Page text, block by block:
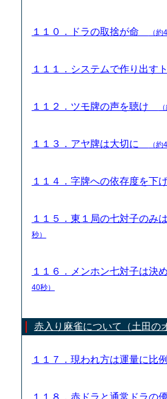
１１０．ドラの取捨が命 （約
１１１．システムで作り出す
１１２．ツモ牌の声を聴け
１１３．アヤ牌は大切に （約
１１４．字牌への依存度を下
１１５．東１局の七対子のみ
秒）
１１６．メンホン七対子は決
40秒）
赤入り麻雀について（土田の
１１７．現われ方は運量に比
１１８．赤ドラと通常ドラの